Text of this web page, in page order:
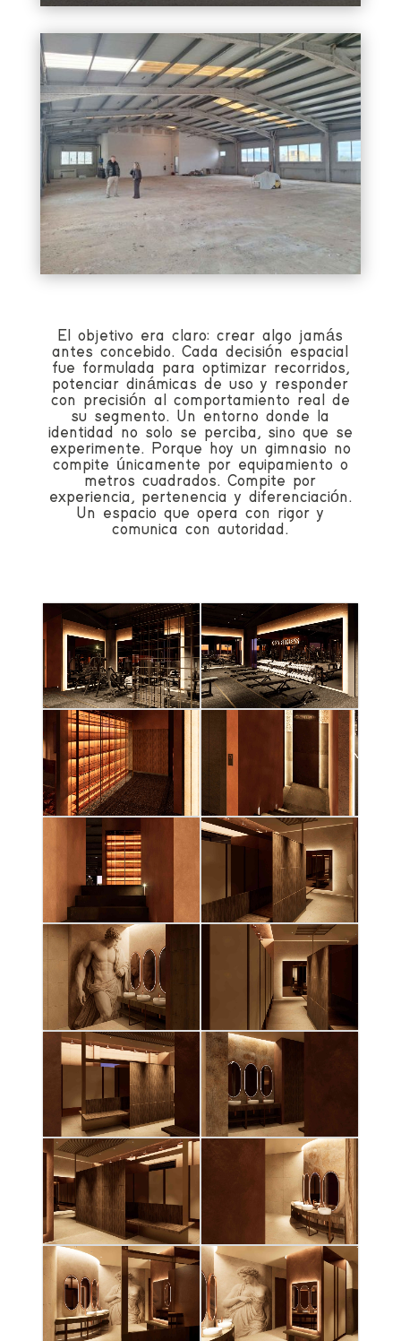
El objetivo era claro: crear algo jamás
antes concebido. Cada decisión espacial
fue formulada para optimizar recorridos,
potenciar dinámicas de uso y responder
con precisión al comportamiento real de
su segmento. Un entorno donde la
identidad no solo se perciba, sino que se
experimente. Porque hoy un gimnasio no
compite únicamente por equipamiento o
metros cuadrados. Compite por
experiencia, pertenencia y diferenciación.
Un espacio que opera con rigor y
comunica con autoridad.